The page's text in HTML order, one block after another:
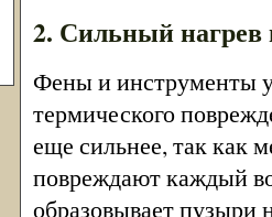
2. Сильный нагрев
Фены и инструменты
термического
еще сильнее, так как
повреждают каждый
образовывает пузыри